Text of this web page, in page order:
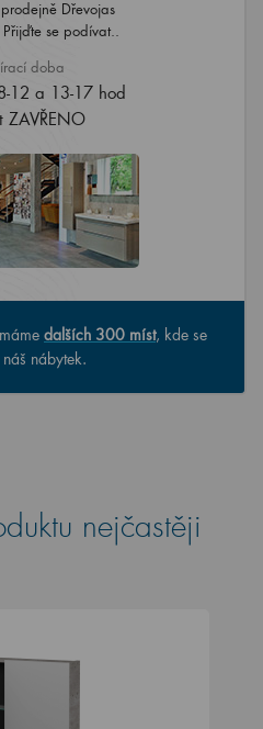
Dřevojas
se podívat..
doba
12 a 13-17 hod
ZAVŘENO
dalších 300 míst, kde se
nábytek.
nejčastěji